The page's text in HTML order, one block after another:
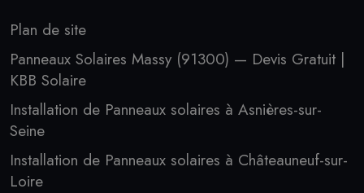
Plan de site
Panneaux Solaires Massy (91300) — Devis Gratuit |
KBB Solaire
Installation de Panneaux solaires à Asnières-sur-
Seine
Installation de Panneaux solaires à Châteauneuf-sur-
Loire